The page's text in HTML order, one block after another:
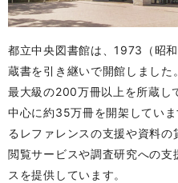
都立中央図書館は、1973（昭
蔵書を引き継いで開館しまし
最大級の200万冊以上を所蔵し
中心に約35万冊を開架してい
るレファレンスの支援や資料
閲覧サービスや調査研究への
スを提供しています。